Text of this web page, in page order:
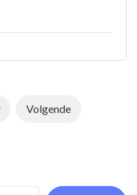
Volgende